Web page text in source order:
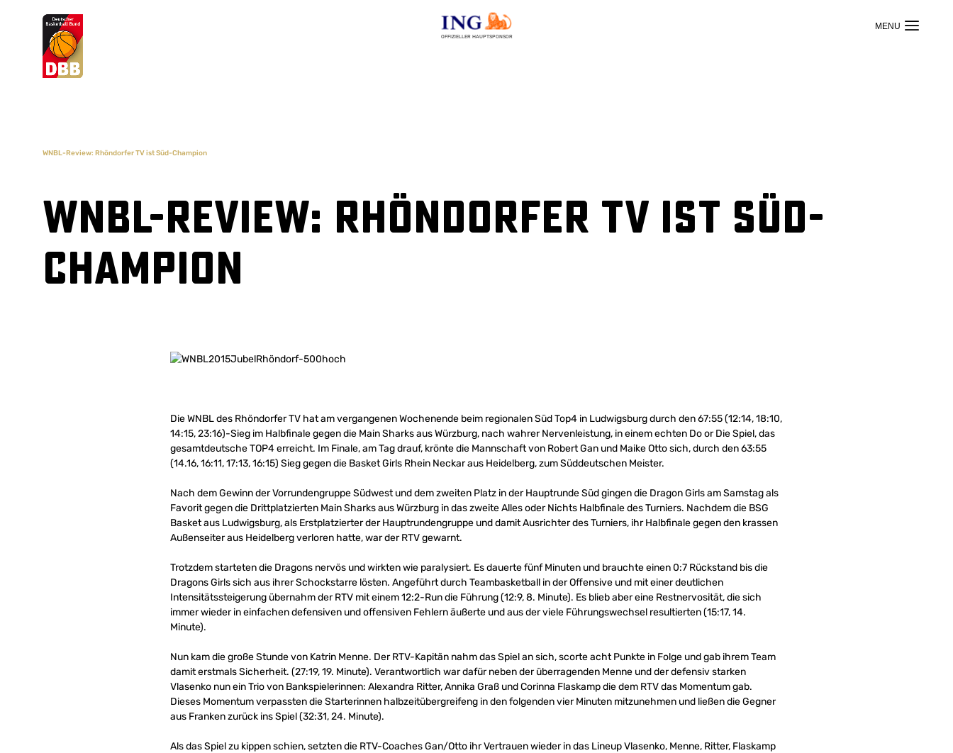
OFFIZIELLER HAUPTSPONSOR
Suchvorschläge
WNBL-Review: Rhöndorfer TV ist Süd-Champion
WNBL-Review: Rhöndorfer TV ist Süd-
Champion
Die WNBL des Rhöndorfer TV hat am vergangenen Wochenende beim regionalen Süd Top4 in Ludwigsburg durch den 67:55 (12:14, 18:10,
14:15, 23:16)-Sieg im Halbfinale gegen die Main Sharks aus Würzburg, nach wahrer Nervenleistung, in einem echten Do or Die Spiel, das
gesamtdeutsche TOP4 erreicht. Im Finale, am Tag drauf, krönte die Mannschaft von Robert Gan und Maike Otto sich, durch den 63:55
(14.16, 16:11, 17:13, 16:15) Sieg gegen die Basket Girls Rhein Neckar aus Heidelberg, zum Süddeutschen Meister.
Nach dem Gewinn der Vorrundengruppe Südwest und dem zweiten Platz in der Hauptrunde Süd gingen die Dragon Girls am Samstag als
Favorit gegen die Drittplatzierten Main Sharks aus Würzburg in das zweite Alles oder Nichts Halbfinale des Turniers. Nachdem die BSG
Basket aus Ludwigsburg, als Erstplatzierter der Hauptrundengruppe und damit Ausrichter des Turniers, ihr Halbfinale gegen den krassen
Außenseiter aus Heidelberg verloren hatte, war der RTV gewarnt.
Trotzdem starteten die Dragons nervös und wirkten wie paralysiert. Es dauerte fünf Minuten und brauchte einen 0:7 Rückstand bis die
Dragons Girls sich aus ihrer Schockstarre lösten. Angeführt durch Teambasketball in der Offensive und mit einer deutlichen
Intensitätssteigerung übernahm der RTV mit einem 12:2-Run die Führung (12:9, 8. Minute). Es blieb aber eine Restnervosität, die sich
immer wieder in einfachen defensiven und offensiven Fehlern äußerte und aus der viele Führungswechsel resultierten (15:17, 14.
Minute).
Nun kam die große Stunde von Katrin Menne. Der RTV-Kapitän nahm das Spiel an sich, scorte acht Punkte in Folge und gab ihrem Team
damit erstmals Sicherheit. (27:19, 19. Minute). Verantwortlich war dafür neben der überragenden Menne und der defensiv starken
Vlasenko nun ein Trio von Bankspielerinnen: Alexandra Ritter, Annika Graß und Corinna Flaskamp die dem RTV das Momentum gab.
Dieses Momentum verpassten die Starterinnen halbzeitübergreifeng in den folgenden vier Minuten mitzunehmen und ließen die Gegner
aus Franken zurück ins Spiel (32:31, 24. Minute).
Als das Spiel zu kippen schien, setzten die RTV-Coaches Gan/Otto ihr Vertrauen wieder in das Lineup Vlasenko, Menne, Ritter, Flaskamp